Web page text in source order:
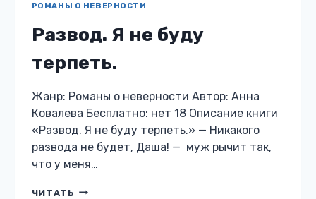
РОМАНЫ О НЕВЕРНОСТИ
Развод. Я не буду
терпеть.
Жанр: Романы о неверности Автор: Анна
Ковалева Бесплатно: нет 18 Описание книги
«Развод. Я не буду терпеть.» — Никакого
развода не будет, Даша! — муж рычит так,
что у меня…
ЧИТАТЬ РАЗВОД.